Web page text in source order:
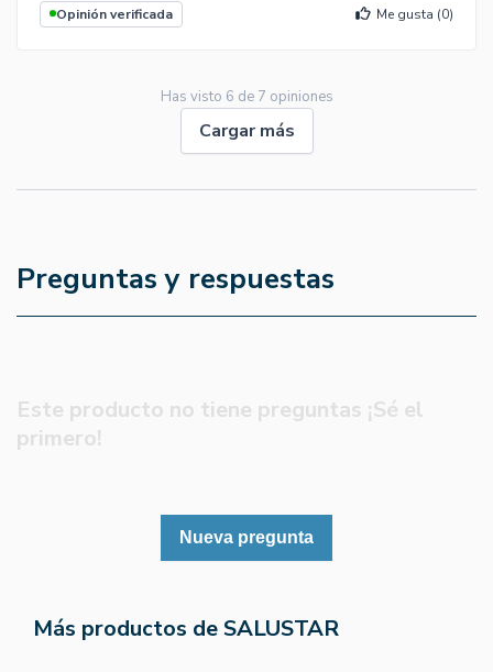
Opinión verificada Me gusta (0)
Has visto 6 de 7 opiniones
Cargar más
Preguntas y respuestas
Este producto no tiene preguntas ¡Sé el
primero!
Nueva pregunta
Más productos de SALUSTAR